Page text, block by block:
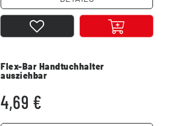
Flex-Bar Handtuchhalter
ausziehbar
4,69 €